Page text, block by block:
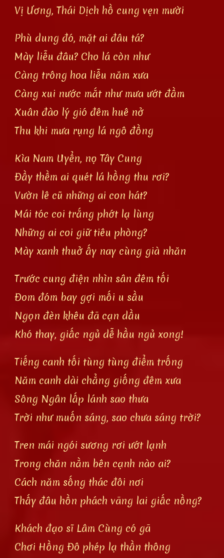
Vị Ương, Thái Dịch hồ cung vẹn mười
Phù dung đó, mặt ai đâu tá?
Mày liễu đâu? Cho lá còn như
Càng trông hoa liễu năm xưa
Càng xui nước mắt như mưa ướt đầm
Xuân đào lý gió đêm huê nở
Thu khi mưa rụng lá ngô đồng
Kìa Nam Uyển, nọ Tây Cung
Đầy thềm ai quét lá hồng thu rơi?
Vườn lê cũ những ai con hát?
Mái tóc coi trắng phớt lạ lùng
Những ai coi giữ tiêu phòng?
Mày xanh thuở ấy nay cùng già nhăn
Trước cung điện nhìn sân đêm tối
Đom đóm bay gợi mối u sầu
Ngọn đèn khêu đã cạn dầu
Khó thay, giấc ngủ dễ hầu ngủ xong!
Tiếng canh tối tùng tùng điểm trống
Năm canh dài chẳng giống đêm xưa
Sông Ngân lấp lánh sao thưa
Trời như muốn sáng, sao chưa sáng trời?
Tren mái ngói sương rơi ướt lạnh
Trong chăn nằm bên cạnh nào ai?
Cách năm sống thác đôi nơi
Thấy đâu hồn phách vãng lai giấc nồng?
Khách đạo sĩ Lâm Cùng có gã
Chơi Hồng Đô phép lạ thần thông